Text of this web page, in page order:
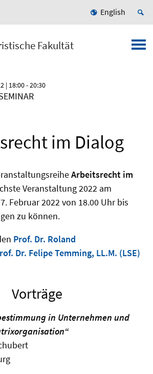
English
Fakultät
| 18:00 - 20:30
im Dialog
Arbeitsrecht im
Veranstaltung 2022 am
Februar 2022 von 18.00 Uhr bis
zu können.
Prof. Dr. Roland
Dr. Felipe Temming, LL.M. (LSE)
Vorträge
in Unternehmen und